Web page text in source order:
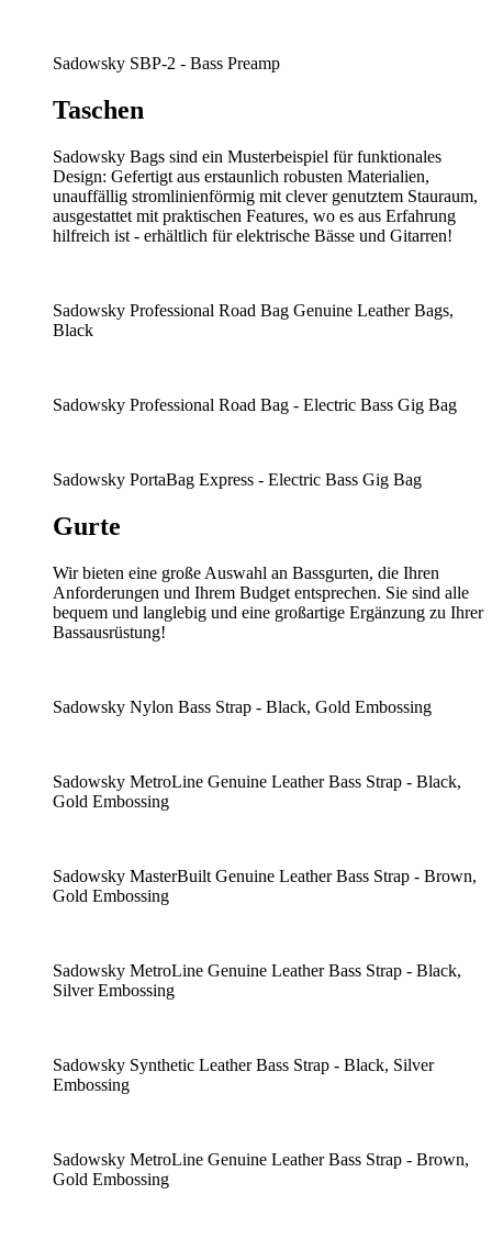
Sadowsky SBP-2 - Bass Preamp
Taschen
Sadowsky Bags sind ein Musterbeispiel für funktionales
Design: Gefertigt aus erstaunlich robusten Materialien,
unauffällig stromlinienförmig mit clever genutztem Stauraum,
ausgestattet mit praktischen Features, wo es aus Erfahrung
hilfreich ist - erhältlich für elektrische Bässe und Gitarren!
Sadowsky Professional Road Bag Genuine Leather Bags,
Black
Sadowsky Professional Road Bag - Electric Bass Gig Bag
Sadowsky PortaBag Express - Electric Bass Gig Bag
Gurte
Wir bieten eine große Auswahl an Bassgurten, die Ihren
Anforderungen und Ihrem Budget entsprechen. Sie sind alle
bequem und langlebig und eine großartige Ergänzung zu Ihrer
Bassausrüstung!
Sadowsky Nylon Bass Strap - Black, Gold Embossing
Sadowsky MetroLine Genuine Leather Bass Strap - Black,
Gold Embossing
Sadowsky MasterBuilt Genuine Leather Bass Strap - Brown,
Gold Embossing
Sadowsky MetroLine Genuine Leather Bass Strap - Black,
Silver Embossing
Sadowsky Synthetic Leather Bass Strap - Black, Silver
Embossing
Sadowsky MetroLine Genuine Leather Bass Strap - Brown,
Gold Embossing